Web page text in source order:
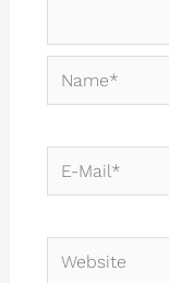
Name*
E-
Mail*
Website